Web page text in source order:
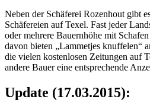
Neben der Schäferei Rozenhout gibt
Schäfereien auf Texel. Fast jeder
oder mehrere Bauernhöhe mit
davon bieten „Lammetjes knuffelen“
die vielen kostenlosen Zeitungen auf
andere Bauer eine entsprechende
Update (17.03.2015):